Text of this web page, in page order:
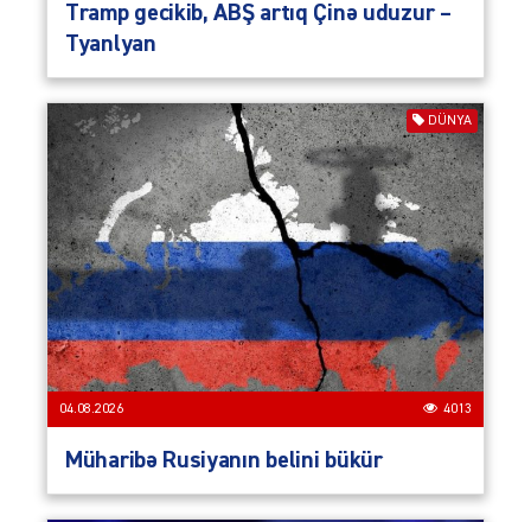
Tramp gecikib, ABŞ artıq Çinə uduzur –
Tyanlyan
DÜNYA
04.08.2026 4013
Müharibə Rusiyanın belini bükür